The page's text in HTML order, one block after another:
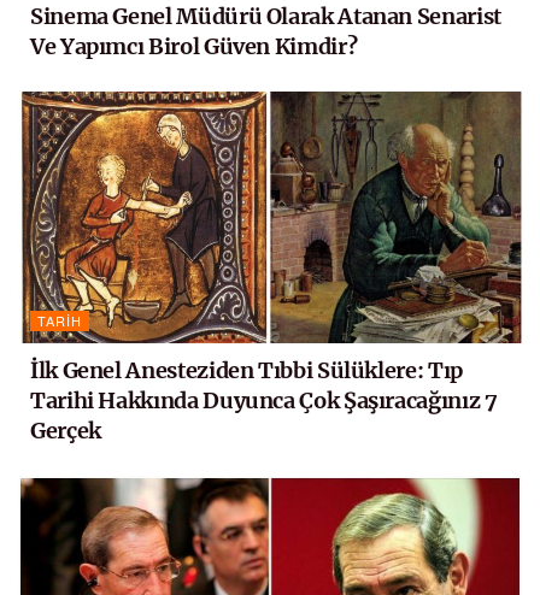
Sinema Genel Müdürü Olarak Atanan Senarist
Ve Yapımcı Birol Güven Kimdir?
TARIH
İlk Genel Anesteziden Tıbbi Sülüklere: Tıp
Tarihi Hakkında Duyunca Çok Şaşıracağınız 7
Gerçek